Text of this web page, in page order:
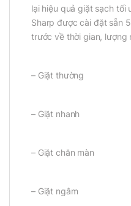
lại hiệu quả giặt sạch tối
Sharp được cài đặt sẵn
trước về thời gian, lượng
– Giặt thường
– Giặt nhanh
– Giặt chăn màn
– Giặt ngâm